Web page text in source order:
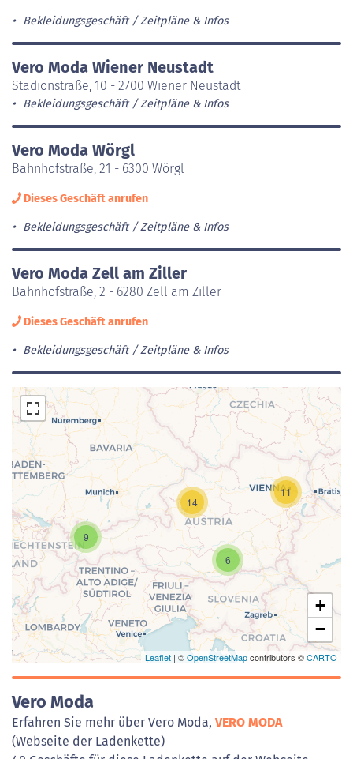
Bekleidungsgeschäft Zeitpläne & Infos
Vero Moda Wiener Neustadt
Stadionstraße, 10 - 2700 Wiener Neustadt
Bekleidungsgeschäft Zeitpläne & Infos
Vero Moda Wörgl
Bahnhofstraße, 21 - 6300 Wörgl
Dieses Geschäft anrufen
Bekleidungsgeschäft Zeitpläne & Infos
Vero Moda Zell am Ziller
Bahnhofstraße, 2 - 6280 Zell am Ziller
Dieses Geschäft anrufen
Bekleidungsgeschäft Zeitpläne & Infos
Laden der Karte...
11
14
6
9
+
−
Leaflet | ©OpenStreetMapcontributors ©CARTO
Vero Moda
Erfahren Sie mehr über Vero Moda, VERO MODA
(Webseite der Ladenkette)